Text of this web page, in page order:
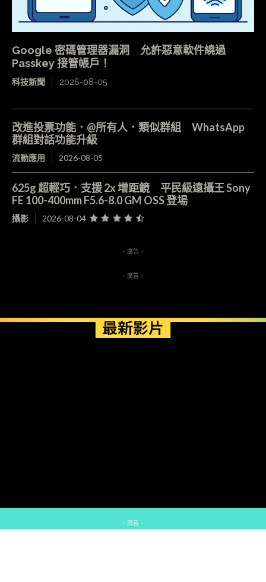
Google 密碼管理器漏洞 允許惡意軟件繞過
Passkey 接管帳戶！
科技新聞 2026-08-05
改進投票功能．@所有人．類似群組 WhatsApp
群組對話功能升級
流動應用 2026-08-05
625g 超輕巧．支援 2x 增距鏡 平民級遠攝王 Sony
FE 100-400mm F5.6-8.0 GM OSS 登場
攝影 2026-08-04
- 廣告 -
- 廣告 -
最新影片
- 廣告 -